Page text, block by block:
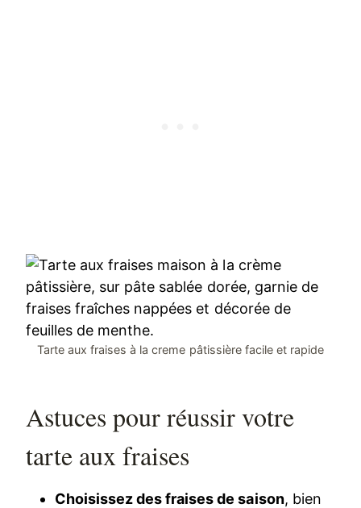
Tarte aux fraises à la creme pâtissière facile et rapide
Astuces pour réussir votre
tarte aux fraises
Choisissez des fraises de saison, bien